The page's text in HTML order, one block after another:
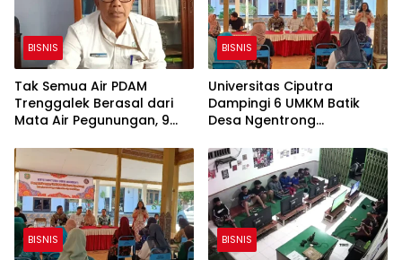
BISNIS
Tak Semua Air PDAM
Trenggalek Berasal dari
Mata Air Pegunungan, 9
BISNIS
Universitas Ciputra
Dampingi 6 UMKM Batik
Desa Ngentrong
Desain Motif dan Warna
BISNIS BISNIS